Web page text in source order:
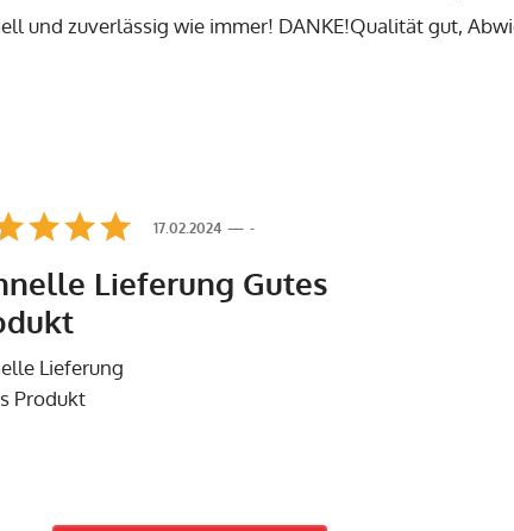
und zuverlässig wie immer! DANKE!Qualität gut,
-
17.02.2024
Lieferung Gutes
Lieferung
Produkt